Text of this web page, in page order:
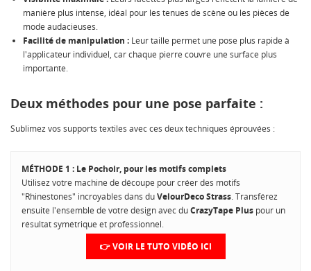
manière plus intense, idéal pour les tenues de scène ou les pièces de
mode audacieuses.
Facilité de manipulation : Leur taille permet une pose plus rapide à
l'applicateur individuel, car chaque pierre couvre une surface plus
importante.
Deux méthodes pour une pose parfaite :
Sublimez vos supports textiles avec ces deux techniques éprouvées :
MÉTHODE 1 : Le Pochoir, pour les motifs complets
Utilisez votre machine de découpe pour créer des motifs
"Rhinestones" incroyables dans duVelourDeco Strass. Transférez
ensuite l'ensemble de votre design avec duCrazyTape Plus pour un
résultat symétrique et professionnel.
👉 VOIR LE TUTO VIDÉO ICI
CRÉER UNE LISTE D'ENVIES